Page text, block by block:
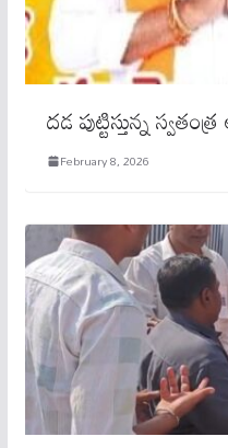
దడ పుట్టిస్తున్న
February 8, 2026